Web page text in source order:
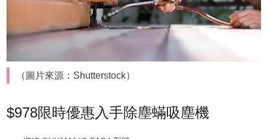
（圖片來源：Shutterstock）
$978限時優惠入手除塵蟎吸塵機